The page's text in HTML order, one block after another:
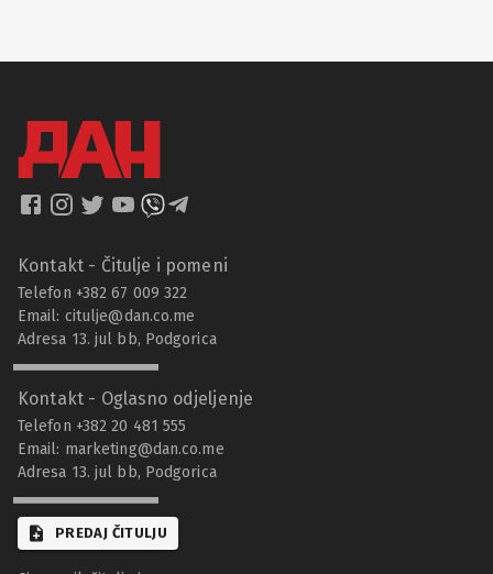
Kontakt - Čitulje i pomeni
Telefon +382 67 009 322
Email: citulje@dan.co.me
Adresa 13. jul bb, Podgorica
Kontakt - Oglasno odjeljenje
Telefon +382 20 481 555
Email: marketing@dan.co.me
Adresa 13. jul bb, Podgorica
PREDAJ ČITULJU